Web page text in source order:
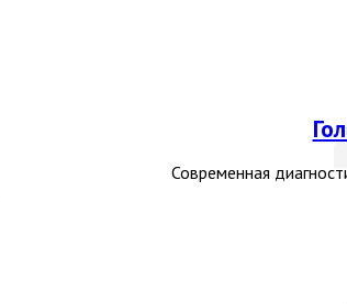
Современная